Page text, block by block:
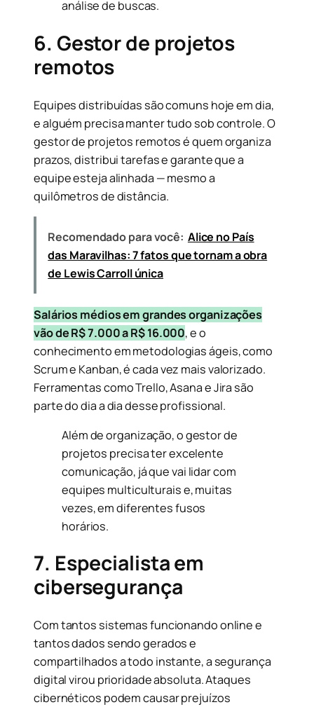
análise de buscas.
6. Gestor de projetos
remotos
Equipes distribuídas são comuns hoje em dia,
e alguém precisa manter tudo sob controle. O
gestor de projetos remotos é quem organiza
prazos, distribui tarefas e garante que a
equipe esteja alinhada — mesmo a
quilômetros de distância.
Recomendado para você: Alice no País
das Maravilhas: 7 fatos que tornam a obra
de Lewis Carroll única
Salários médios em grandes organizações
vão de R$ 7.000 a R$ 16.000, e o
conhecimento em metodologias ágeis, como
Scrum e Kanban, é cada vez mais valorizado.
Ferramentas como Trello, Asana e Jira são
parte do dia a dia desse profissional.
Além de organização, o gestor de
projetos precisa ter excelente
comunicação, já que vai lidar com
equipes multiculturais e, muitas
vezes, em diferentes fusos
horários.
7. Especialista em
cibersegurança
Com tantos sistemas funcionando online e
tantos dados sendo gerados e
compartilhados a todo instante, a segurança
digital virou prioridade absoluta. Ataques
cibernéticos podem causar prejuízos